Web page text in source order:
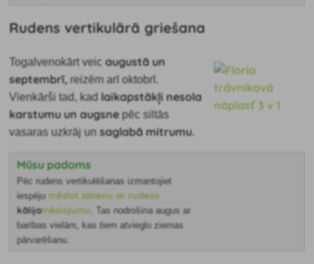
Rudens vertikulārā griešana
Togalvenokārt veicaugustā un
septembrī, reizēm arī oktobrī.
Vienkārši tad, kad laikapstākļi nesola
karstumu un augsnepēc siltās
vasaras uzkrāj unsaglabā mitrumu.
Mūsu padoms
Pēc rudens vertikulēšanas izmantojiet
iespējumēslot zālienu ar rudens
kālijamēslojumu . Tas nodrošina augus ar
barības vielām, kas tiem atvieglo ziemas
pārvarēšanu.